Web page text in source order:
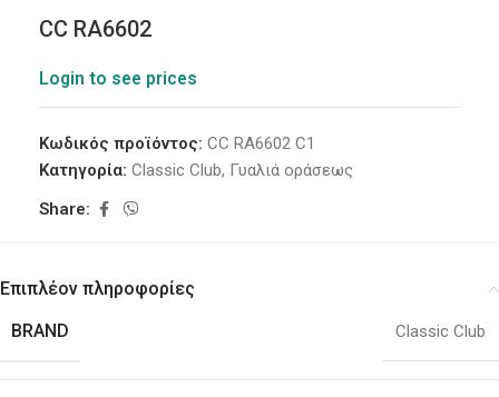
CC RA6602
Login to see prices
Κωδικός προϊόντος: CC RA6602 C1
Κατηγορία: Classic Club, Γυαλιά οράσεως
Share:
Επιπλέον πληροφορίες
BRAND
Classic Club